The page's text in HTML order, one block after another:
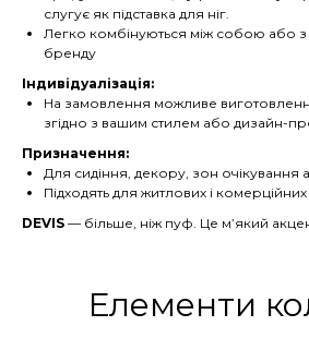
слугує як підставка для ніг.
Легко комбінуються між собою або
бренду
Індивідуалізація:
На замовлення можливе
згідно з вашим стилем або дизайн-
Призначення:
Для сидіння, декору, зон
Підходять для житлових і
DEVIS — більше, ніж пуф. Це м’який
Елементи